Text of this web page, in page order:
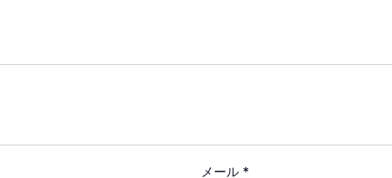
メール *